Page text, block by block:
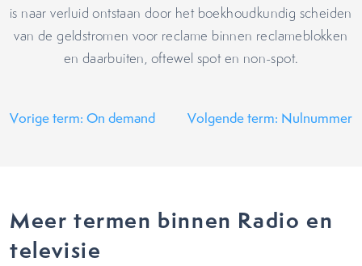
is naar verluid ontstaan door het boekhoudkundig scheiden
van de geldstromen voor reclame binnen reclameblokken
en daarbuiten, oftewel spot en non-spot.
Vorige term: On demand Volgende term: Nulnummer
Meer termen binnen Radio en
televisie